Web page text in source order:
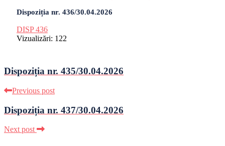
Dispoziția nr. 436/30.04.2026
DISP 436
Vizualizări: 122
Dispoziția nr. 435/30.04.2026
Previous post
Dispoziția nr. 437/30.04.2026
Next post